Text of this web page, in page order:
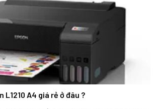
L1210 A4 giá rẻ ở đâu ?